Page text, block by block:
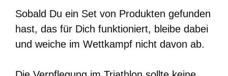
Sobald Du ein Set von Produkten gefunden
hast, das für Dich funktioniert, bleibe dabei
und weiche im Wettkampf nicht davon ab.